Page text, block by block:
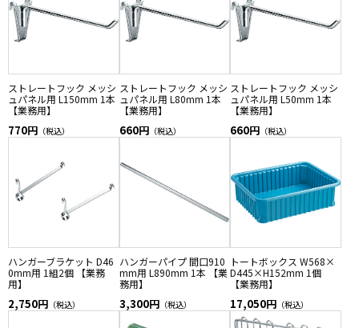
ストレートフック メッシ
ュパネル用 L150mm 1本
【業務用】
770円 （税込）
ストレートフック メッシ
ュパネル用 L80mm 1本
【業務用】
660円 （税込）
ストレートフック メッシ
ュパネル用 L50mm 1本
【業務用】
660円 （税込）
ハンガーブラケット D46
0mm用 1組2個 【業務
用】
2,750円 （税込）
ハンガーパイプ 間口910
mm用 L890mm 1本 【業
務用】
3,300円 （税込）
トートボックス W568×
D445×H152mm 1個
【業務用】
17,050円 （税込）